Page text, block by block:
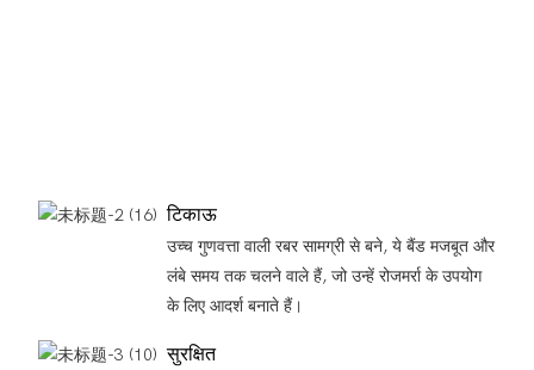
टिकाऊ
उच्च गुणवत्ता वाली रबर सामग्री से बने, ये बैंड मजबूत और
लंबे समय तक चलने वाले हैं, जो उन्हें रोजमर्रा के उपयोग
के लिए आदर्श बनाते हैं।
सुरक्षित